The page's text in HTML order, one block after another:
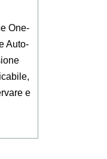
One-
Auto-
e